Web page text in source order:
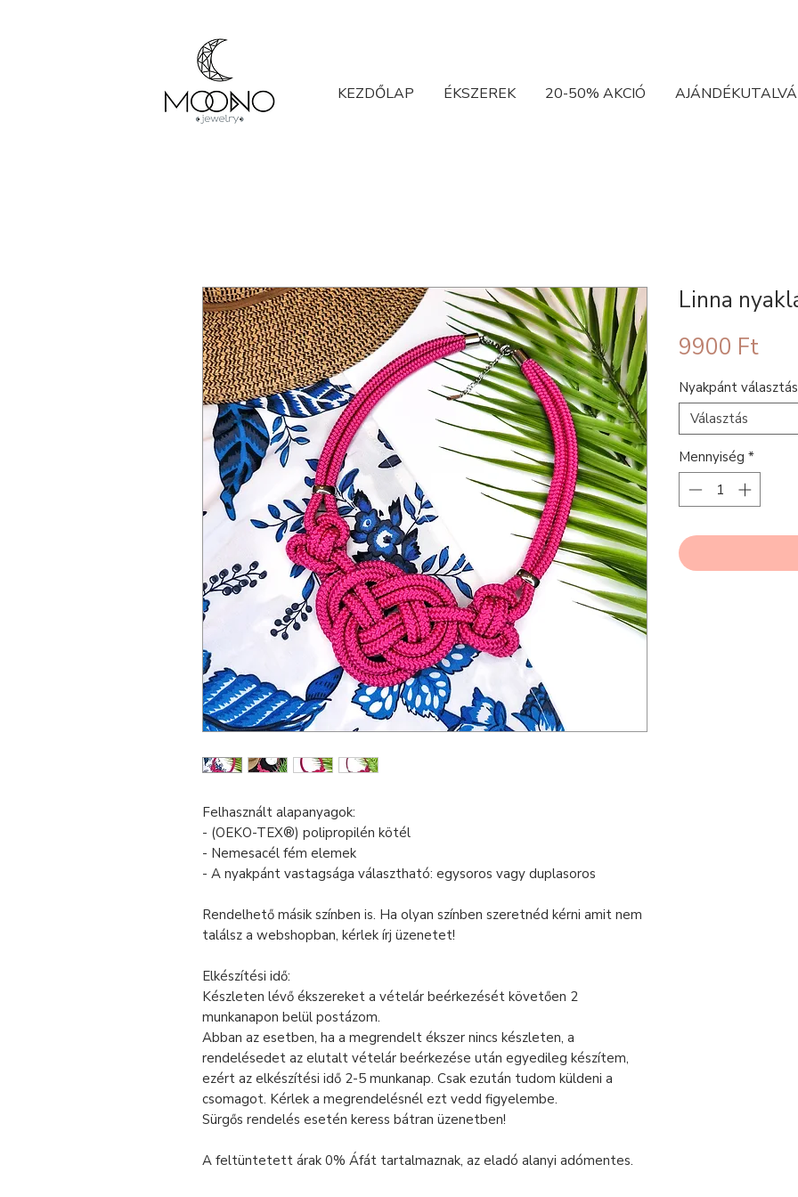
KEZDŐLAP ÉKSZEREK 20-50% AKCIÓ
Felhasznált alapanyagok:
- (OEKO-TEX®) polipropilén kötél
- Nemesacél fém elemek
- A nyakpánt vastagsága választható: egysoros vagy duplasoros
Rendelhető másik színben is. Ha olyan színben szeretnéd kérni amit nem
találsz a webshopban, kérlek írj üzenetet!
Elkészítési idő:
Készleten lévő ékszereket a vételár beérkezését követően 2
munkanapon belül postázom.
Abban az esetben, ha a megrendelt ékszer nincs készleten, a
rendelésedet az elutalt vételár beérkezése után egyedileg készítem,
ezért az elkészítési idő 2-5 munkanap. Csak ezután tudom küldeni a
csomagot. Kérlek a megrendelésnél ezt vedd figyelembe.
Sürgős rendelés esetén keress bátran üzenetben!
A feltüntetett árak 0% Áfát tartalmaznak, az eladó alanyi adómentes.
Linna
9900 FtÁr
Nyakpánt
Választás
Mennyiség *